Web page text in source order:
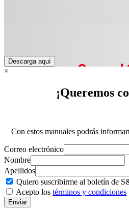
×
¡Queremos
Con estos manuales podrás
Correo electrónico
Nombre
Apellidos
Quiero suscribirme al boletín de
Acepto los términos y condiciones
Enviar